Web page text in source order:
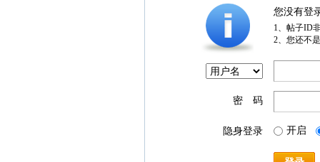
您没有登
1、帖子ID
2、您还不
密 码
隐身登录 开启